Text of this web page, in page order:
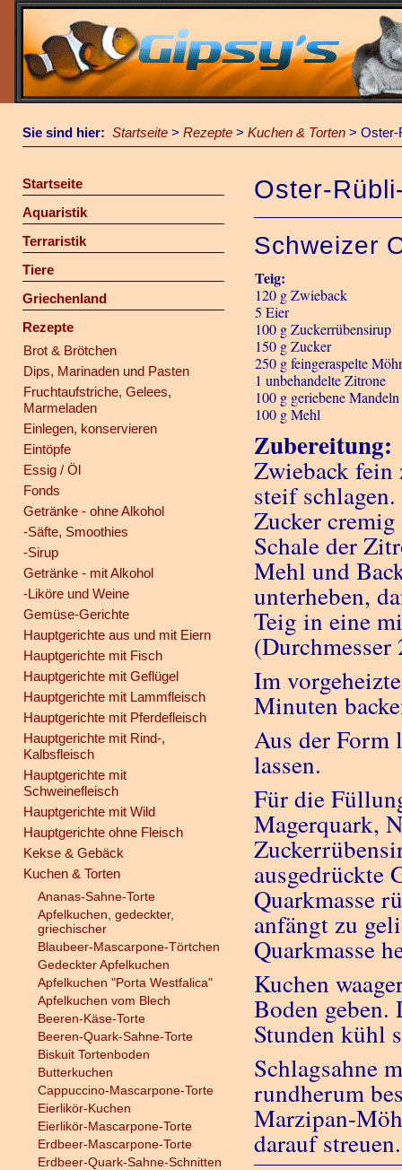
Sie sind hier: Startseite > Rezepte > Kuchen & Torten > Oster-
Startseite
Aquaristik
Terraristik
Tiere
Griechenland
Rezepte
Brot & Brötchen
Dips, Marinaden und Pasten
Fruchtaufstriche, Gelees,
Marmeladen
Einlegen, konservieren
Eintöpfe
Essig / Öl
Fonds
Getränke - ohne Alkohol
-Säfte, Smoothies
-Sirup
Getränke - mit Alkohol
-Liköre und Weine
Gemüse-Gerichte
Hauptgerichte aus und mit Eiern
Hauptgerichte mit Fisch
Hauptgerichte mit Geflügel
Hauptgerichte mit Lammfleisch
Hauptgerichte mit Pferdefleisch
Hauptgerichte mit Rind-,
Kalbsfleisch
Hauptgerichte mit
Schweinefleisch
Hauptgerichte mit Wild
Hauptgerichte ohne Fleisch
Kekse & Gebäck
Kuchen & Torten
Ananas-Sahne-Torte
Apfelkuchen, gedeckter,
griechischer
Blaubeer-Mascarpone-Törtchen
Gedeckter Apfelkuchen
Apfelkuchen "Porta Westfalica"
Apfelkuchen vom Blech
Beeren-Käse-Torte
Beeren-Quark-Sahne-Torte
Biskuit Tortenboden
Butterkuchen
Cappuccino-Mascarpone-Torte
Eierlikör-Kuchen
Eierlikör-Mascarpone-Torte
Erdbeer-Mascarpone-Torte
Erdbeer-Quark-Sahne-Schnitten
Oster-
Schweizer
Teig:
120 g Zwieback
5 Eier
100 g Zuckerrübensirup
150 g Zucker
250 g feingeraspelte
1 unbehandelte Zitrone
100 g geriebene Mandeln
100 g Mehl
Zubereitung:
Zwieback fein
steif
Zucker
Schale der
Mehl und
unterheben,
Teig in eine
Im
Minuten
Aus der Form
lassen.
Für die
Magerquark,
ausgedrückte
Quarkmasse
anfängt zu
Quarkmasse
Kuchen
Boden geben.
Stunden kühl
Schlagsahne
rundherum
Marzipan-
darauf streuen.